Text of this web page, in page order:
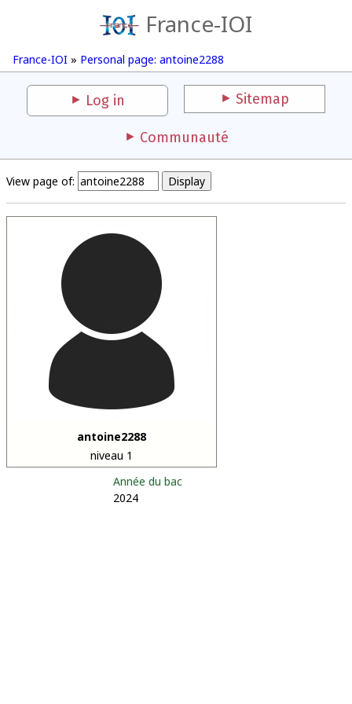
France-IOI
France-IOI » Personal page: antoine2288
Log in Sitemap
Communauté
View page of:
antoine2288
niveau 1
Année du bac
2024